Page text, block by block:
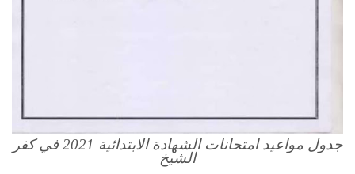
جدول مواعيد امتحانات الشهادة الابتدائية 2021 في كفر
الشيخ